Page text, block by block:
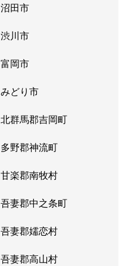
沼田市
渋川市
富岡市
みどり市
北群馬郡吉岡町
多野郡神流町
甘楽郡南牧村
吾妻郡中之条町
吾妻郡嬬恋村
吾妻郡高山村